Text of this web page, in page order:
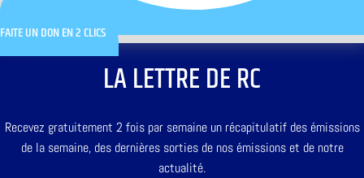
FAITE UN DON EN 2 CLICS
LA LETTRE DE RC
Recevez gratuitement 2 fois par semaine un récapitulatif des émissions
de la semaine, des dernières sorties de nos émissions et de notre
actualité.